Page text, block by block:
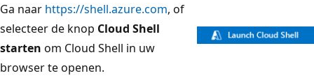
Ga naar https://shell.azure.com, of
selecteer de knop Cloud Shell
starten om Cloud Shell in uw
browser te openen.